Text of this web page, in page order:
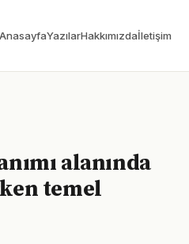
AnasayfaYazılarHakkımızdaİletişim
alanında
temel